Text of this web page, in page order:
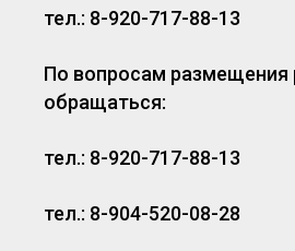
тел.: 8-920-717-88-13
По вопросам
обращаться:
тел.: 8-920-717-88-13
тел.: 8-904-520-08-28